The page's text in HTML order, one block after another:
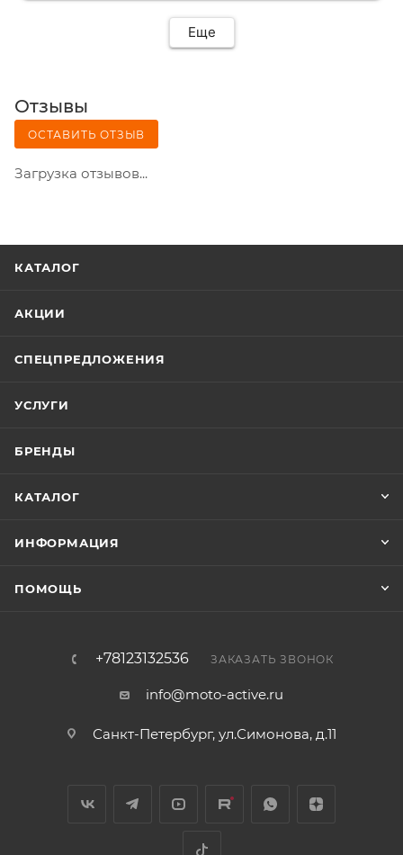
Еще
Отзывы
ОСТАВИТЬ ОТЗЫВ
Загрузка отзывов...
КАТАЛОГ
АКЦИИ
СПЕЦПРЕДЛОЖЕНИЯ
УСЛУГИ
БРЕНДЫ
КАТАЛОГ
ИНФОРМАЦИЯ
ПОМОЩЬ
+78123132536 ЗАКАЗАТЬ ЗВОНОК
info@moto-active.ru
Санкт-Петербург, ул.Симонова, д.11